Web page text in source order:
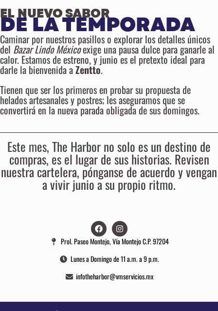
EL NUEVO SABOR
DE LA TEMPORADA
Caminar por nuestros pasillos o explorar los detalles únicos
del Bazar Lindo Méxicoexige una pausa dulce para ganarle al
calor. Estamos de estreno, y junio es el pretexto ideal para
darle la bienvenida aZentto.
Tienen que ser los primeros en probar su propuesta de
helados artesanales y postres; les aseguramos que se
convertirá en la nueva parada obligada de sus domingos.
Este mes, The Harbor no solo es un destino de
compras, es el lugar de sus historias. Revisen
nuestra cartelera, pónganse de acuerdo y vengan
a vivir junio a su propio ritmo.
Prol. Paseo Montejo, Vía Montejo C.P. 97204
Lunes a Domingo de 11 a.m. a 9 p.m.
infotheharbor@vmservicios.mx